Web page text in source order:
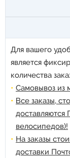
Для вашего
является
количества
Самовывоз из
Все заказы,
доставляются
велосипедов)!
На заказы
доставки